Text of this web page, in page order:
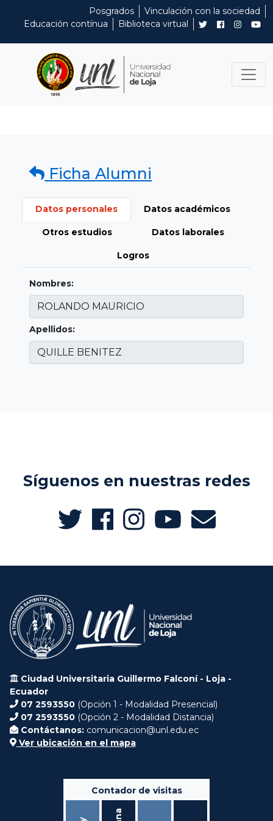
Posgrados
Vinculación con la sociedad
Educación contínua
Biblioteca virtual
Ficha Alumni
Datos personales Datos académicos
Otros estudios Datos laborales
Logros
Nombres:
Apellidos:
Síguenos en nuestras redes
Ciudad Universitaria Guillermo Falconí - Loja -
Ecuador
07 2593550 (Opción 1 - Modalidad Presencial)
07 2593550 (Opción 2 - Modalidad Distancia)
Contáctanos: comunicacion@unl.edu.ec
Ver ubicación en el mapa
Contador de visitas